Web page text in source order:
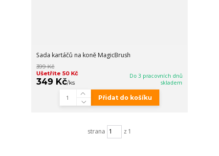
Sada kartáčů na koně MagicBrush
399 Kč
Ušetříte 50 Kč
349 Kč/ks
Do 3 pracovních dnů
skladem
Přidat do košíku
strana z 1